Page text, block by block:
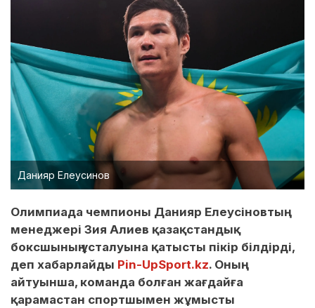
Данияр Елеусинов
Олимпиада чемпионы Данияр Елеусіновтың
менеджері Зия Алиев қазақстандық
боксшының ұсталуына қатысты пікір білдірді,
деп хабарлайды Pin-UpSport.kz. Оның
айтуынша, команда болған жағдайға
қарамастан спортшымен жұмысты